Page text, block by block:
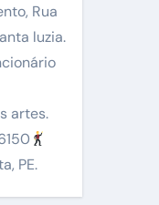
Rua
luzia.
artes.
PE.